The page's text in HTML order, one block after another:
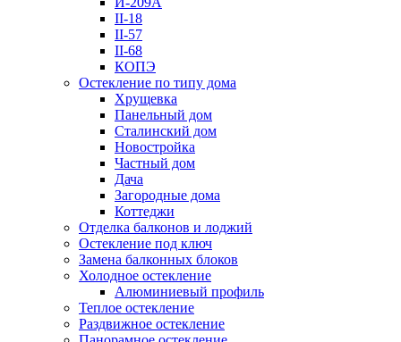
II-18
II-57
II-68
КОПЭ
Остекление по типу дома
Хрущевка
Панельный дом
Сталинский дом
Новостройка
Частный дом
Дача
Загородные дома
Коттеджи
Отделка балконов и лоджий
Остекление под ключ
Замена балконных блоков
Холодное остекление
Алюминиевый профиль
Теплое остекление
Раздвижное остекление